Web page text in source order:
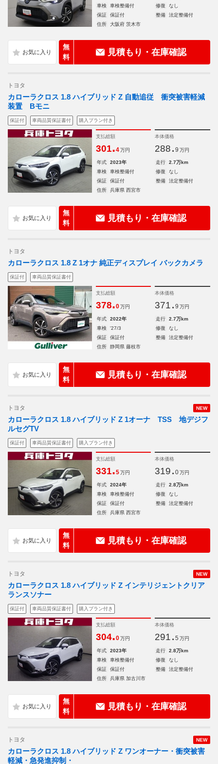
車検
車検整備付 修復
なし
保証
保証付 整備
法定整備付
住所
大阪府 茨木市
無
料
見積もり・在庫確認
トヨタ
カローラクロス 1.8 ハイブリッド Z 自動追従 衝突被害軽減
装置 Bモニ
保証付 車両品質保証書付 購入プラン付き
支払総額
301.4 万円
本体価格
288. 9 万円
年式 2023年 走行
2.7万km
車検
車検整備付 修復
なし
保証
保証付 整備
法定整備付
住所
兵庫県 西宮市
無
料
見積もり・在庫確認
トヨタ
カローラクロス 1.8 Z 1オナ 純正ディスプレイ バックカメラ
保証付 車両品質保証書付
支払総額
378.0 万円
本体価格
371. 9 万円
年式 2022年 走行
2.7万km
車検
'27/3 修復
なし
保証
保証付 整備
法定整備付
住所
静岡県 藤枝市
無
料
見積もり・在庫確認
NEW
トヨタ
カローラクロス 1.8 ハイブリッド Z 1オーナ TSS 地デジフ
ルセグTV
保証付 車両品質保証書付 購入プラン付き
支払総額
331.5 万円
本体価格
319. 0 万円
年式 2024年 走行
2.8万km
車検
車検整備付 修復
なし
保証
保証付 整備
法定整備付
住所
兵庫県 西宮市
無
料
見積もり・在庫確認
NEW
トヨタ
カローラクロス 1.8 ハイブリッド Z インテリジェントクリア
ランスソナー
保証付 車両品質保証書付 購入プラン付き
支払総額
304.0 万円
本体価格
291. 5 万円
年式 2023年 走行
2.8万km
車検
車検整備付 修復
なし
保証
保証付 整備
法定整備付
住所
兵庫県 加古川市
無
料
見積もり・在庫確認
NEW
トヨタ
カローラクロス 1.8 ハイブリッド Z ワンオーナー・衝突被害
軽減・急発進抑制・